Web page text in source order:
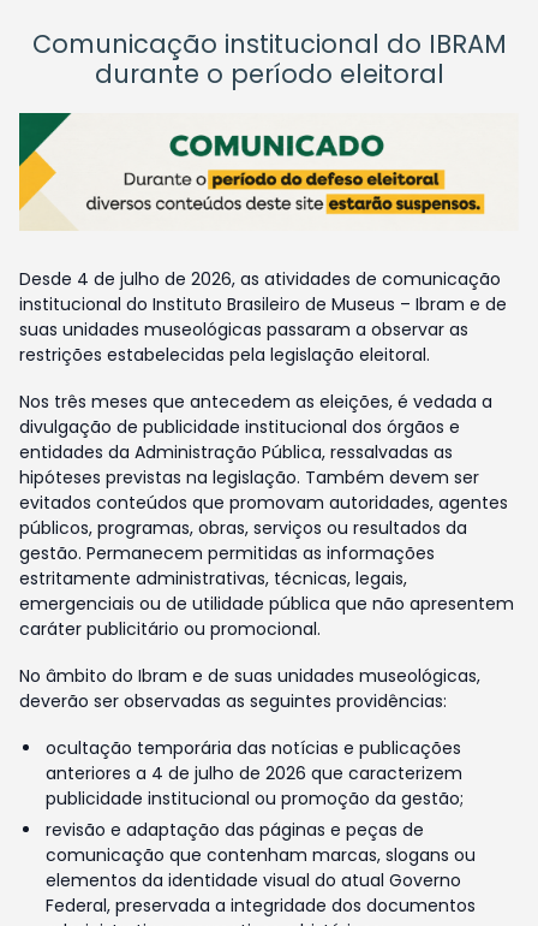
Comunicação institucional do IBRAM
durante o período eleitoral
Desde 4 de julho de 2026, as atividades de comunicação
institucional do Instituto Brasileiro de Museus – Ibram e de
suas unidades museológicas passaram a observar as
restrições estabelecidas pela legislação eleitoral.
Nos três meses que antecedem as eleições, é vedada a
divulgação de publicidade institucional dos órgãos e
entidades da Administração Pública, ressalvadas as
hipóteses previstas na legislação. Também devem ser
evitados conteúdos que promovam autoridades, agentes
públicos, programas, obras, serviços ou resultados da
gestão. Permanecem permitidas as informações
estritamente administrativas, técnicas, legais,
emergenciais ou de utilidade pública que não apresentem
caráter publicitário ou promocional.
No âmbito do Ibram e de suas unidades museológicas,
deverão ser observadas as seguintes providências:
ocultação temporária das notícias e publicações
anteriores a 4 de julho de 2026 que caracterizem
publicidade institucional ou promoção da gestão;
revisão e adaptação das páginas e peças de
comunicação que contenham marcas, slogans ou
elementos da identidade visual do atual Governo
Federal, preservada a integridade dos documentos